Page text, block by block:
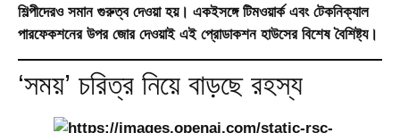
শিল্পীদেরও সমান গুরুত্ব দেওয়া হয়। একইসঙ্গে টিমওয়ার্ক এবং টেকনিক্যাল
পারফেকশনের উপর জোর দেওয়াই এই প্রোডাকশন হাউসের বিশেষ বৈশিষ্ট্য।
‘সময়’ চরিত্র নিয়ে বাড়ছে রহস্য